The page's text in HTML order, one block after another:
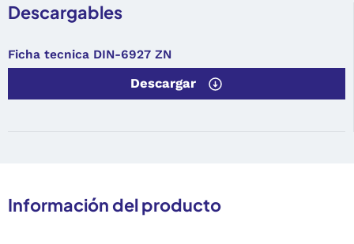
Descargables
Ficha tecnica DIN-6927 ZN
Descargar
Información del producto